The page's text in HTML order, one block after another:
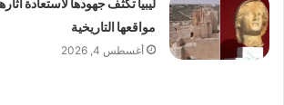
ليبيا تكثف جهودها لاستعادة
مواقعها التاريخية
أغسطس 4, 2026